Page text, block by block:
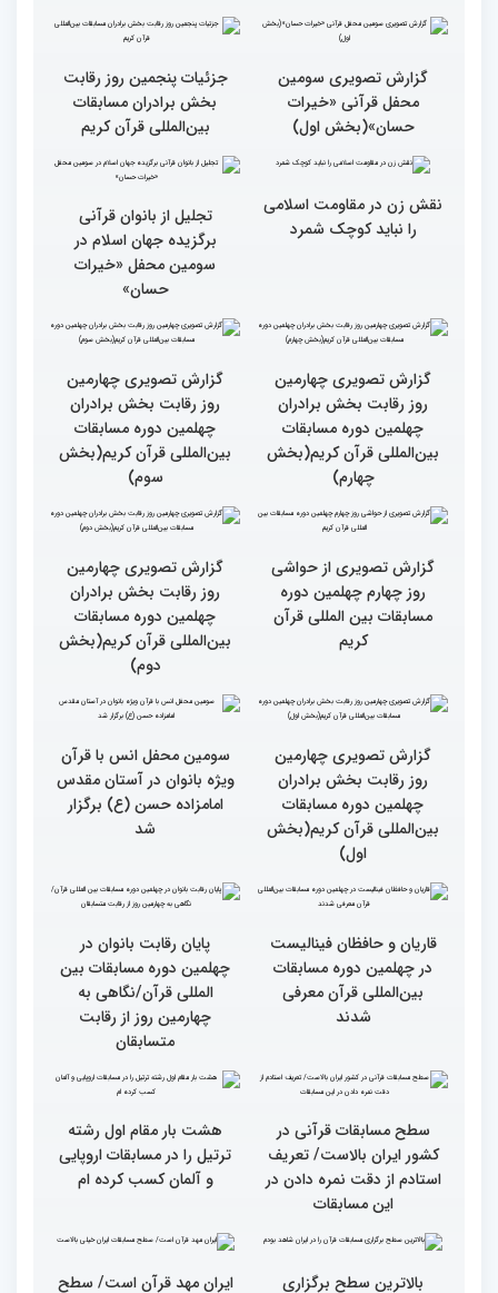
گزارش تصویری حواشی روز
پنجم چهلمین دوره مسابقات
بین المللی قرآن کریم
۶۰ درصد مقام‌های مسابقات
قرآنی جهان متعلق به قاریان
ایران است
گزارش تصویری سومین
محفل قرآنی «خیرات
گزارش تصویری سومین
محفل قرآنی «خیرات
حسان»(بخش اول)
جزئیات پنجمین روز رقابت
بخش برادران مسابقات
بین‌المللی قرآن کریم
نقش زن در مقاومت اسلامی
تجلیل از بانوان قرآنی
برگزیده جهان اسلام در
سومین محفل «خیرات
حسان»
گزارش تصویری چهارمین
روز رقابت بخش برادران
چهلمین دوره مسابقات
بین‌المللی قرآن کریم(بخش
چهارم)
گزارش تصویری چهارمین
روز رقابت بخش برادران
چهلمین دوره مسابقات
بین‌المللی قرآن کریم(بخش
سوم)
گزارش تصویری از حواشی
روز چهارم چهلمین دوره
مسابقات بین المللی قرآن
کریم
گزارش تصویری چهارمین
روز رقابت بخش برادران
چهلمین دوره مسابقات
بین‌المللی قرآن کریم(بخش
دوم)
گزارش تصویری چهارمین
روز رقابت بخش برادران
چهلمین دوره مسابقات
بین‌المللی قرآن کریم(بخش
اول)
سومین محفل انس با قرآن
ویژه بانوان در آستان مقدس
امامزاده حسن (ع) برگزار
شد
در چهلمین دوره مسابقات
چهلمین دوره مسابقات بین